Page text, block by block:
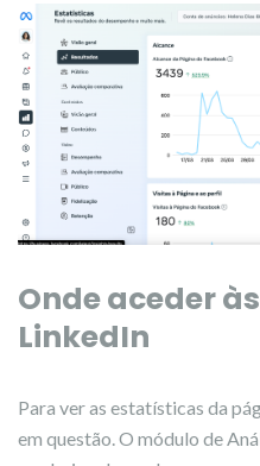
Onde aceder
LinkedIn
Para ver as estatísticas da
em questão. O módulo de